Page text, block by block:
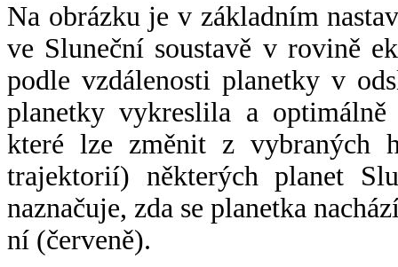
Na obrázku je v základním
ve Sluneční soustavě v rovině
podle vzdálenosti planetky v
planetky vykreslila a
které lze změnit z vybraných
trajektorií) některých planet
naznačuje, zda se planetka
ní (červeně).